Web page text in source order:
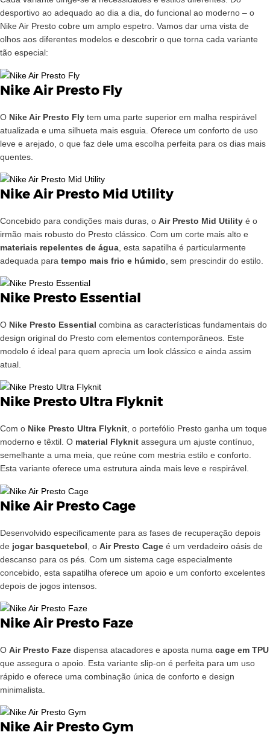
desportivo ao adequado ao dia a dia, do funcional ao moderno – o
Nike Air Presto cobre um amplo espetro. Vamos dar uma vista de
olhos aos diferentes modelos e descobrir o que torna cada variante
tão especial:
Nike Air Presto Fly
O Nike Air Presto Fly tem uma parte superior em malha respirável
atualizada e uma silhueta mais esguia. Oferece um conforto de uso
leve e arejado, o que faz dele uma escolha perfeita para os dias mais
quentes.
Nike Air Presto Mid Utility
Concebido para condições mais duras, o Air Presto Mid Utility é o
irmão mais robusto do Presto clássico. Com um corte mais alto e
materiais repelentes de água , esta sapatilha é particularmente
adequada para tempo mais frio e húmido , sem prescindir do estilo.
Nike Presto Essential
O Nike Presto Essential combina as características fundamentais do
design original do Presto com elementos contemporâneos. Este
modelo é ideal para quem aprecia um look clássico e ainda assim
atual.
Nike Presto Ultra Flyknit
Com o Nike Presto Ultra Flyknit, o portefólio Presto ganha um toque
moderno e têxtil. O material Flyknit assegura um ajuste contínuo,
semelhante a uma meia, que reúne com mestria estilo e conforto.
Esta variante oferece uma estrutura ainda mais leve e respirável.
Nike Air Presto Cage
Desenvolvido especificamente para as fases de recuperação depois
de jogar basquetebol , o Air Presto Cage é um verdadeiro oásis de
descanso para os pés. Com um sistema cage especialmente
concebido, esta sapatilha oferece um apoio e um conforto excelentes
depois de jogos intensos.
Nike Air Presto Faze
O Air Presto Faze dispensa atacadores e aposta numa cage em TPU
que assegura o apoio. Esta variante slip-on é perfeita para um uso
rápido e oferece uma combinação única de conforto e design
minimalista.
Nike Air Presto Gym